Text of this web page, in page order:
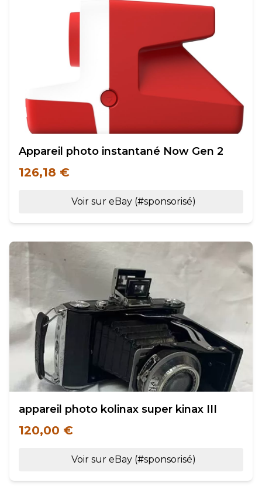
Appareil photo instantané Now Gen 2
126,18 €
Voir sur eBay (#sponsorisé)
appareil photo kolinax super kinax III
120,00 €
Voir sur eBay (#sponsorisé)